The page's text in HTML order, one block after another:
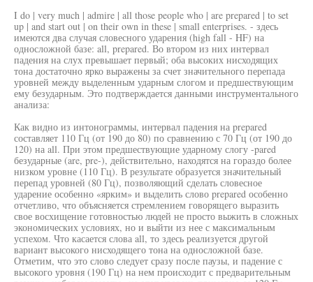
I do | very much | admire | all those people who | are prepared | to set
up | and start out | on their own in these | small enterprises. - здесь
имеются два случая словесного ударения (high fall - HF) на
односложной базе: all, prepared. Во втором из них интервал
падения на слух превышает первый; оба высоких нисходящих
тона достаточно ярко выражены за счет значительного перепада
уровней между выделенным ударным слогом и предшествующим
ему безударным. Это подтверждается данными инструментального
анализа:
Как видно из интонограммы, интервал падения на prepared
составляет 110 Гц (от 190 до 80) по сравнению с 70 Гц (от 190 до
120) на all. При этом предшествующие ударному слогу -pared
безударные (are, pre-), действительно, находятся на гораздо более
низком уровне (110 Гц). В результате образуется значительный
перепад уровней (80 Гц), позволяющий сделать словесное
ударение особенно «ярким» и выделить слово prepared особенно
отчетливо, что объясняется стремлением говорящего выразить
свое восхищение готовностью людей не просто выжить в сложных
экономических условиях, но и выйти из нее с максимальным
успехом. Что касается слова all, то здесь реализуется другой
вариант высокого нисходящего тона на односложной базе.
Отметим, что это слово следует сразу после паузы, и падение с
высокого уровня (190 Гц) на нем происходит с предварительным